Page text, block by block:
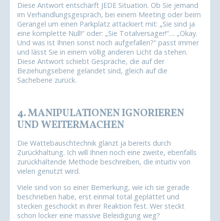
Diese Antwort entschärft JEDE Situation. Ob Sie jemand
im Verhandlungsgespräch, bei einem Meeting oder beim
Gerangel um einen Parkplatz attackiert mit: „Sie sind ja
eine komplette Null!“ oder: „Sie Totalversager!“.... „Okay.
Und was ist Ihnen sonst noch aufgefallen?“ passt immer
und lässt Sie in einem völlig anderen Licht da stehen.
Diese Antwort schiebt Gespräche, die auf der
Beziehungsebene gelandet sind, gleich auf die
Sachebene zurück.
4. MANIPULATIONEN IGNORIEREN
UND WEITERMACHEN
Die Wattebauschtechnik glänzt ja bereits durch
Zurückhaltung. Ich will Ihnen noch eine zweite, ebenfalls
zurückhaltende Methode beschreiben, die intuitiv von
vielen genutzt wird.
Viele sind von so einer Bemerkung, wie ich sie gerade
beschrieben habe, erst einmal total geplättet und
stecken geschockt in ihrer Reaktion fest. Wer steckt
schon locker eine massive Beleidigung weg?